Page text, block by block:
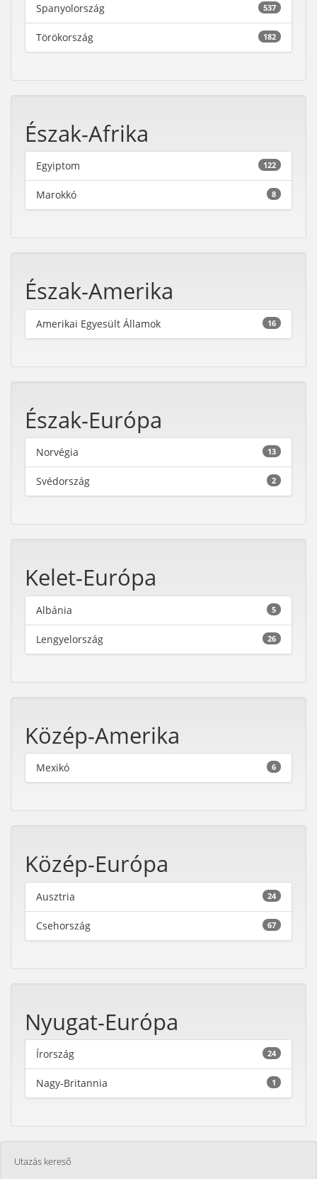
537
Spanyolország
182
Törökország
Észak-Afrika
122
Egyiptom
8
Marokkó
Észak-Amerika
16
Amerikai Egyesült Államok
Észak-Európa
13
Norvégia
2
Svédország
Kelet-Európa
5
Albánia
26
Lengyelország
Közép-Amerika
6
Mexikó
Közép-Európa
24
Ausztria
67
Csehország
Nyugat-Európa
24
Írország
1
Nagy-Britannia
Utazás kereső